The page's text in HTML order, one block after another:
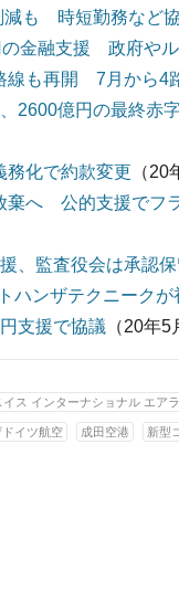
減も 時短勤務など
金融支援 政府や
線も再開 7月から4
2600億円の最終
務化で約款変更 （20
棄へ 公的支援でフ
、監査役会は承認保
ンザテクニークが
支援で協議 （20年5
イス インターナショナル エア
ドイツ航空 成田空港 新型